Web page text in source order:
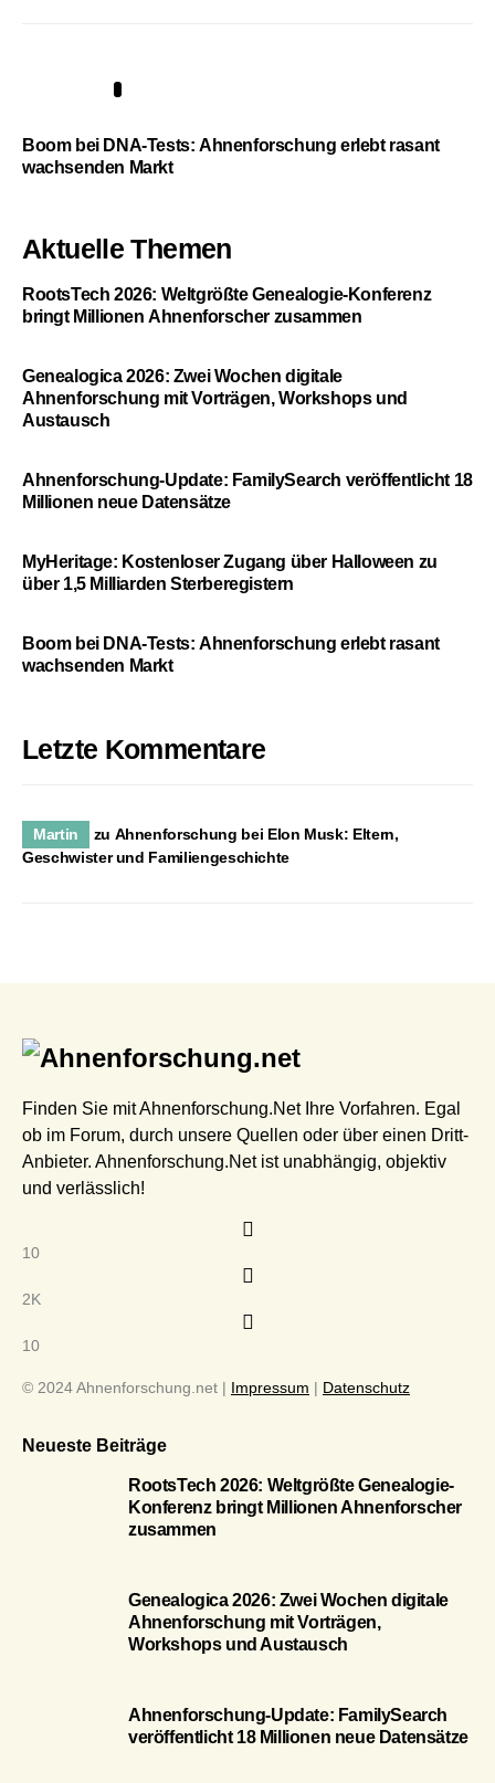
Boom bei DNA-Tests: Ahnenforschung erlebt rasant
wachsenden Markt
Aktuelle Themen
RootsTech 2026: Weltgrößte Genealogie-Konferenz
bringt Millionen Ahnenforscher zusammen
Genealogica 2026: Zwei Wochen digitale
Ahnenforschung mit Vorträgen, Workshops und
Austausch
Ahnenforschung-Update: FamilySearch veröffentlicht 18
Millionen neue Datensätze
MyHeritage: Kostenloser Zugang über Halloween zu
über 1,5 Milliarden Sterberegistern
Boom bei DNA-Tests: Ahnenforschung erlebt rasant
wachsenden Markt
Letzte Kommentare
Martin zu Ahnenforschung bei Elon Musk: Eltern,
Geschwister und Familiengeschichte
Finden Sie mit Ahnenforschung.Net Ihre Vorfahren. Egal
ob im Forum, durch unsere Quellen oder über einen Dritt-
Anbieter. Ahnenforschung.Net ist unabhängig, objektiv
und verlässlich!
10
2K
10
© 2024 Ahnenforschung.net | Impressum | Datenschutz
Neueste Beiträge
RootsTech 2026: Weltgrößte Genealogie-
Konferenz bringt Millionen Ahnenforscher
zusammen
Genealogica 2026: Zwei Wochen digitale
Ahnenforschung mit Vorträgen,
Workshops und Austausch
Ahnenforschung-Update: FamilySearch
veröffentlicht 18 Millionen neue Datensätze